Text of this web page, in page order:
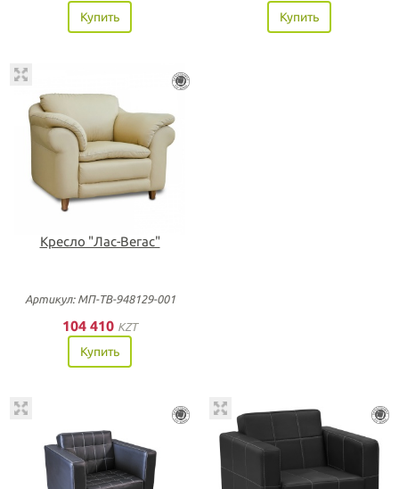
Купить Купить
Кресло "Лас-Вегас"
Артикул: МП-ТВ-948129-001
104 410 KZT
Купить